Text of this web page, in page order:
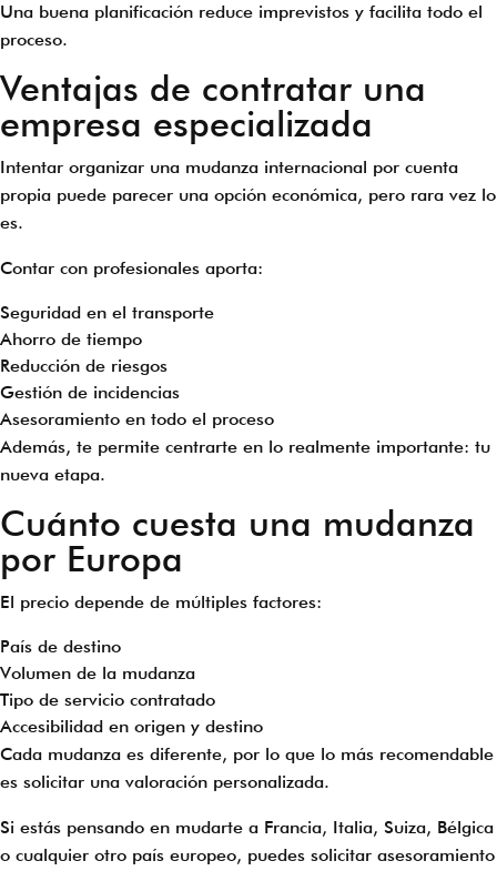
Una buena planificación reduce imprevistos y facilita todo el
proceso.
Ventajas de contratar una
empresa especializada
Intentar organizar una mudanza internacional por cuenta
propia puede parecer una opción económica, pero rara vez lo
es.
Contar con profesionales aporta:
Seguridad en el transporte
Ahorro de tiempo
Reducción de riesgos
Gestión de incidencias
Asesoramiento en todo el proceso
Además, te permite centrarte en lo realmente importante: tu
nueva etapa.
Cuánto cuesta una mudanza
por Europa
El precio depende de múltiples factores:
País de destino
Volumen de la mudanza
Tipo de servicio contratado
Accesibilidad en origen y destino
Cada mudanza es diferente, por lo que lo más recomendable
es solicitar una valoración personalizada.
Si estás pensando en mudarte a Francia, Italia, Suiza, Bélgica
o cualquier otro país europeo, puedes solicitar asesoramiento